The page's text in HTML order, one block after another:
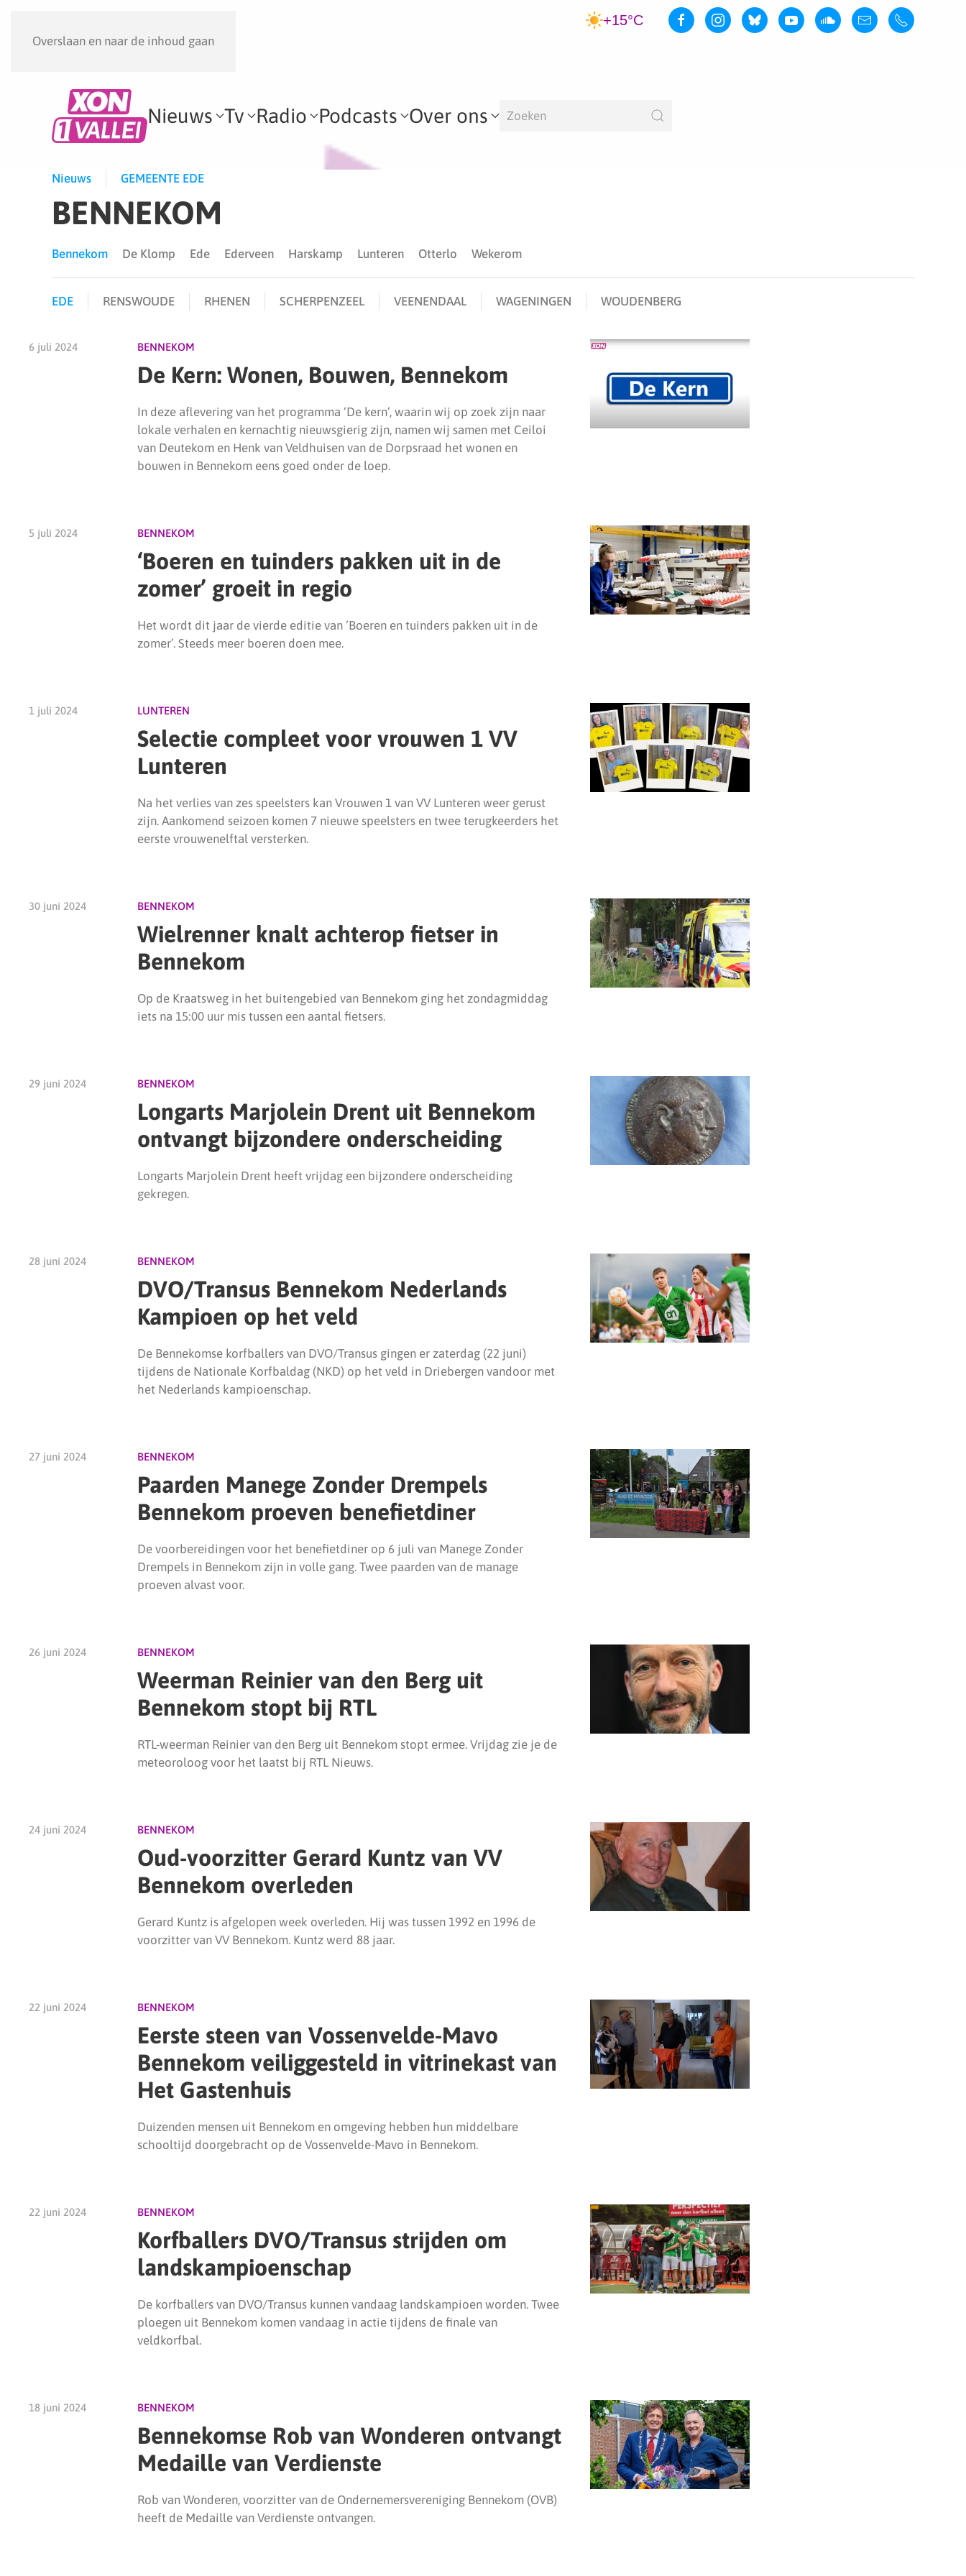
Overslaan en naar de inhoud gaan
+15°C
Nieuws Tv Radio Podcasts Over ons
Nieuws GEMEENTE EDE
BENNEKOM
Bennekom De Klomp Ede Ederveen Harskamp Lunteren Otterlo Wekerom
EDE RENSWOUDE RHENEN SCHERPENZEEL VEENENDAAL WAGENINGEN WOUDENBERG
6 juli 2024 BENNEKOM
De Kern: Wonen, Bouwen, Bennekom
In deze aflevering van het programma ‘De kern’, waarin wij op zoek zijn naar
lokale verhalen en kernachtig nieuwsgierig zijn, namen wij samen met Ceiloi
van Deutekom en Henk van Veldhuisen van de Dorpsraad het wonen en
bouwen in Bennekom eens goed onder de loep.
5 juli 2024 BENNEKOM
‘Boeren en tuinders pakken uit in de
zomer’ groeit in regio
Het wordt dit jaar de vierde editie van ‘Boeren en tuinders pakken uit in de
zomer’. Steeds meer boeren doen mee.
1 juli 2024 LUNTEREN
Selectie compleet voor vrouwen 1 VV
Lunteren
Na het verlies van zes speelsters kan Vrouwen 1 van VV Lunteren weer gerust
zijn. Aankomend seizoen komen 7 nieuwe speelsters en twee terugkeerders het
eerste vrouwenelftal versterken.
30 juni 2024 BENNEKOM
Wielrenner knalt achterop fietser in
Bennekom
Op de Kraatsweg in het buitengebied van Bennekom ging het zondagmiddag
iets na 15:00 uur mis tussen een aantal fietsers.
29 juni 2024 BENNEKOM
Longarts Marjolein Drent uit Bennekom
ontvangt bijzondere onderscheiding
Longarts Marjolein Drent heeft vrijdag een bijzondere onderscheiding
gekregen.
28 juni 2024 BENNEKOM
DVO/Transus Bennekom Nederlands
Kampioen op het veld
De Bennekomse korfballers van DVO/Transus gingen er zaterdag (22 juni)
tijdens de Nationale Korfbaldag (NKD) op het veld in Driebergen vandoor met
het Nederlands kampioenschap.
27 juni 2024 BENNEKOM
Paarden Manege Zonder Drempels
Bennekom proeven benefietdiner
De voorbereidingen voor het benefietdiner op 6 juli van Manege Zonder
Drempels in Bennekom zijn in volle gang. Twee paarden van de manage
proeven alvast voor.
26 juni 2024 BENNEKOM
Weerman Reinier van den Berg uit
Bennekom stopt bij RTL
RTL-weerman Reinier van den Berg uit Bennekom stopt ermee. Vrijdag zie je de
meteoroloog voor het laatst bij RTL Nieuws.
24 juni 2024 BENNEKOM
Oud-voorzitter Gerard Kuntz van VV
Bennekom overleden
Gerard Kuntz is afgelopen week overleden. Hij was tussen 1992 en 1996 de
voorzitter van VV Bennekom. Kuntz werd 88 jaar.
22 juni 2024 BENNEKOM
Eerste steen van Vossenvelde-Mavo
Bennekom veiliggesteld in vitrinekast van
Het Gastenhuis
Duizenden mensen uit Bennekom en omgeving hebben hun middelbare
schooltijd doorgebracht op de Vossenvelde-Mavo in Bennekom.
22 juni 2024 BENNEKOM
Korfballers DVO/Transus strijden om
landskampioenschap
De korfballers van DVO/Transus kunnen vandaag landskampioen worden. Twee
ploegen uit Bennekom komen vandaag in actie tijdens de finale van
veldkorfbal.
18 juni 2024 BENNEKOM
Bennekomse Rob van Wonderen ontvangt
Medaille van Verdienste
Rob van Wonderen, voorzitter van de Ondernemersvereniging Bennekom (OVB)
heeft de Medaille van Verdienste ontvangen.